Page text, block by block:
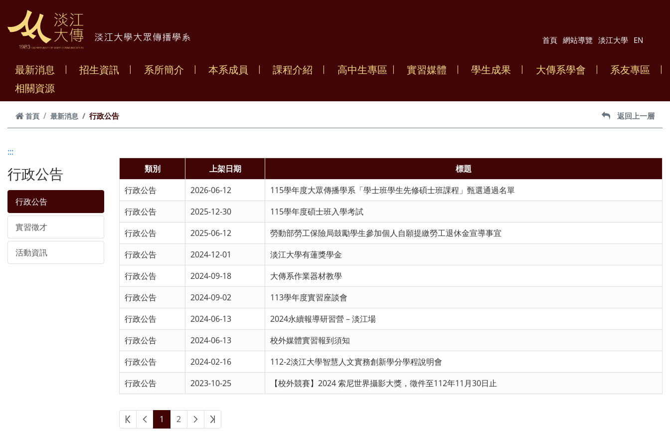
首頁 網站導覽 淡江大學 EN
最新消息 招生資訊 系所簡介 本系成員 課程介紹 高中生專區 實習媒體 學生成果 大傳系學會
系友專區
相關資源
首頁 最新消息 行政公告 返回上一層
:::
行政公告
行政公告
實習徵才
活動資訊
類別 上架日期
標題
行政公告
2026-06-12
115學年度大眾傳播學系「學士班學生先修碩士班課程」甄選通過名單
行政公告
2025-12-30
115學年度碩士班入學考試
行政公告
2025-06-12
勞動部勞工保險局鼓勵學生參加個人自願提繳勞工退休金宣導事宜
行政公告
2024-12-01
淡江大學有蓮獎學金
行政公告
2024-09-18
大傳系作業器材教學
行政公告
2024-09-02
113學年度實習座談會
行政公告
2024-06-13
2024永續報導研習營－淡江場
行政公告
2024-06-13
校外媒體實習報到須知
行政公告
2024-02-16
112-2淡江大學智慧人文實務創新學分學程說明會
行政公告
2023-10-25 【校外競賽】2024 索尼世界攝影大獎，徵件至112年11月30日止
1 2